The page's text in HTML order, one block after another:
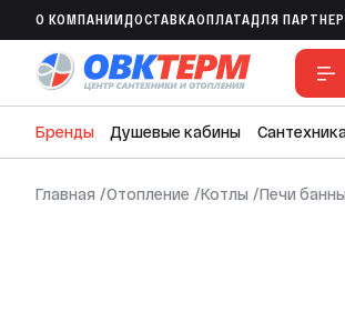
O КОМПАНИИ ДОСТАВКАОПЛАТАДЛЯ
Бренды Душевые кабины
Главная /Отопление /Котлы /Печи
Котел
В ИЗБРАННОЕ В